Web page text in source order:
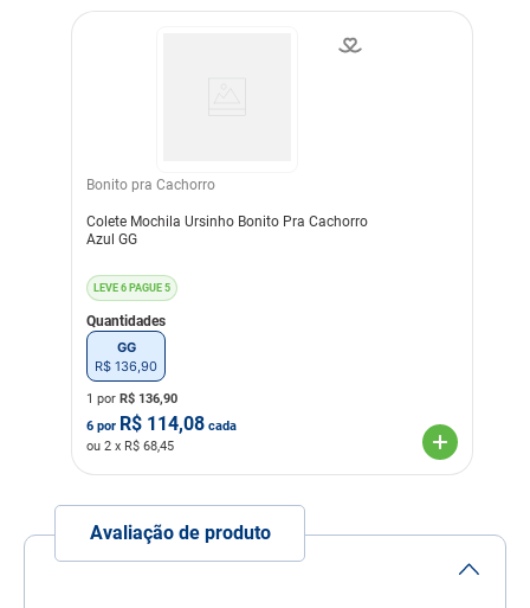
Modo de uso
Ajustar conforme tamanho
do Pet. É recomendado
evitar contato com
Dimensões
Espessura: Tamanho PP:
Peitoral: Tamanho PP:
Cor Roxo
Material
Bonito pra Cachorro
Colete Mochila Ursinho Bonito Pra Cachorro
Azul GG
LEVE 6 PAGUE 5
Quantidades
GG
R$ 136 90
1 por R$ 136,90
6 por R$ 114,08 cada
ou 2 x R$ 68,45
Avaliação de produto